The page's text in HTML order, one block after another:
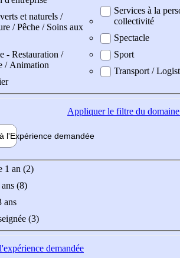
et naturels /
/ Pêche / Soins aux
- Restauration /
/ Animation
Services à la
collectivité
Spectacle
Sport
Transport /
Appliquerle filtre du
l'Expérience demandée
1 an (2)
(8)
ans
(3)
demandée